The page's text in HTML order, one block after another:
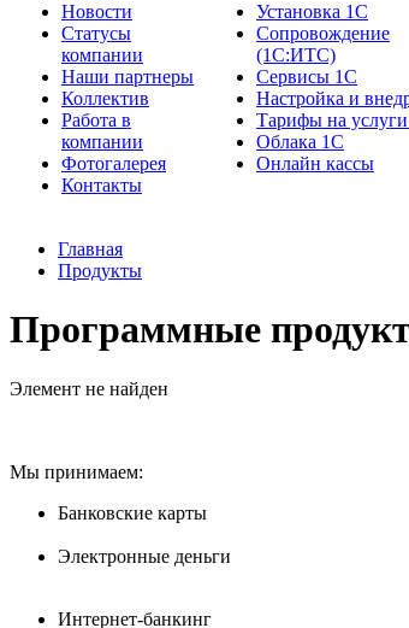
Новости
Cтатусы
компании
Наши партнеры
Коллектив
Работа в
компании
Фотогалерея
Контакты
Установка 1С
Сопровождение
(1С:ИТС)
Сервисы 1С
Настройка и
Тарифы на
Облака 1С
Онлайн кассы
Главная
Продукты
Программные
Элемент не найден
Мы принимаем:
Банковские карты
Электронные деньги
Интернет-банкинг